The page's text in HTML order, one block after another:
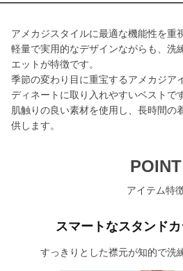
アメカジスタイルに最適な機能性を重
軽量で実用的なデザインながらも、洗
エットが特徴です。
季節の変わり目に重宝するアメカジア
ディネートに取り入れやすいベストです
肌触りの良い素材を使用し、長時間の
供します。
POINT
アイテム特
スマートなスタンド
すっきりとした襟元が知的で洗